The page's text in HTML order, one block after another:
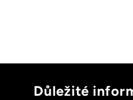
Důležité